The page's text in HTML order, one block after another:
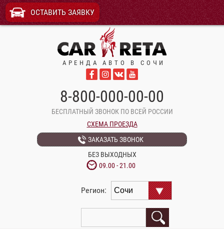
ОСТАВИТЬ ЗАЯВКУ
АРЕНДА АВТО В СОЧИ
8-800-000-00-00
БЕСПЛАТНЫЙ ЗВОНОК ПО ВСЕЙ РОССИИ
СХЕМА ПРОЕЗДА
ЗАКАЗАТЬ ЗВОНОК
БЕЗ ВЫХОДНЫХ
09.00 - 21.00
Регион: